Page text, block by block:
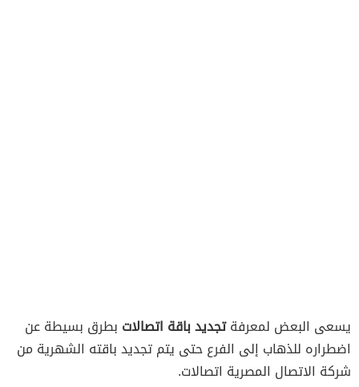
يسعى البعض لمعرفةتجديد باقة اتصالات بطرق بسيطة عن
اضطراره للذهاب إلى الفرع حتى يتم تجديد باقته الشهرية من
شركة الاتصال المصرية اتصالات.